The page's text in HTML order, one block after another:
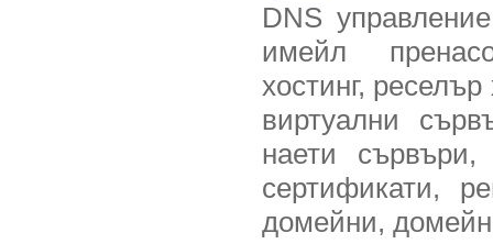
DNS
имейл
хостинг,
виртуални
наети
сертификати,
домейни,